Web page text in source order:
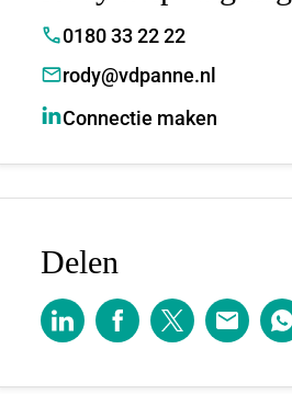
0180 33 22 22
rody@vdpanne.nl
Connectie maken
Delen